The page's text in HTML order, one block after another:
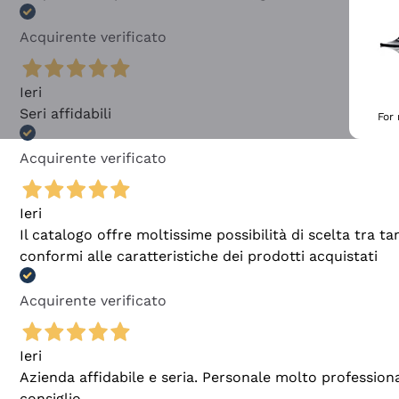
Acquirente verificato
Ieri
Seri affidabili
Acquirente verificato
Ieri
Il catalogo offre moltissime possibilità di scelta tra
conformi alle caratteristiche dei prodotti acquistati
Acquirente verificato
Ieri
Azienda affidabile e seria. Personale molto
For